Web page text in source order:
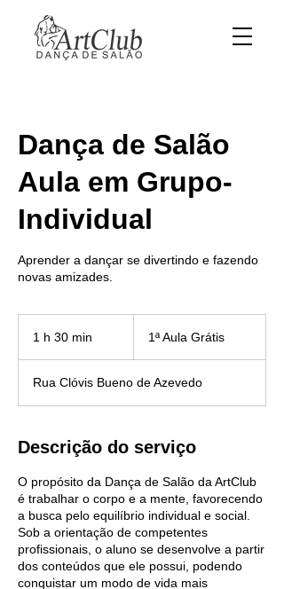
Dança de Salão
Aula em Grupo-
Individual
Aprender a dançar se divertindo e fazendo
novas amizades.
1 h 30 min
m
i
Grátis1ª Aula Grátis
Rua Clóvis Bueno de Azevedo
Descrição do serviço
O propósito da Dança de Salão da ArtClub
é trabalhar o corpo e a mente, favorecendo
a busca pelo equilíbrio individual e social.
Sob a orientação de competentes
profissionais, o aluno se desenvolve a partir
dos conteúdos que ele possui, podendo
conquistar um modo de vida mais